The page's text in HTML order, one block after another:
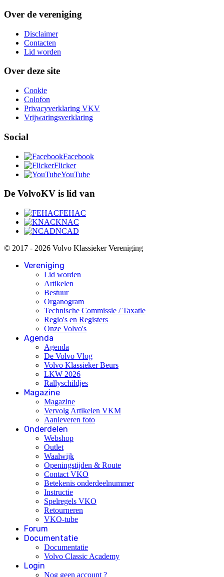
Over de vereniging
Disclaimer
Contacten
Lid worden
Over deze site
Cookie
Colofon
Privacyverklaring VKV
Vrijwaringsverklaring
Social
Facebook
Flicker
YouTube
De VolvoKV is lid van
FEHAC
KNAC
NCAD
© 2017 - 2026 Volvo Klassieker Vereniging
Vereniging
Lid worden
Artikelen
Bestuur
Organogram
Technische Commissie / Taxatie
Regio's en Registers
Onze Volvo's
Agenda
Agenda
De Volvo Vlog
Volvo Klassieker Beurs
LKW 2026
Rallyschildjes
Magazine
Magazine
Vervolg Artikelen VKM
Aanleveren foto
Onderdelen
Webshop
Outlet
Waalwijk
Openingstijden & Route
Contact VKO
Betekenis onderdeelnummer
Instructie
Spelregels VKO
Retourneren
VKO-tube
Forum
Documentatie
Documentatie
Volvo Classic Academy
Login
Nog geen account ?